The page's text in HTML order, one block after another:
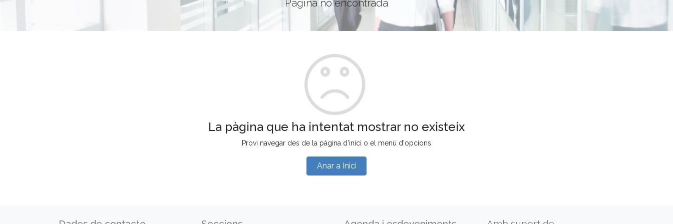
Pàgina no encontrada
La pàgina que ha intentat mostrar no existeix
Provi navegar des de la pàgina d'inici o el menú d'opcions
Anar a Inici